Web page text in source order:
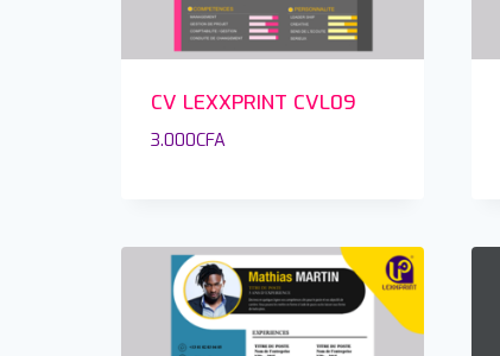
CV LEXXPRINT CVL09
3.000CFA